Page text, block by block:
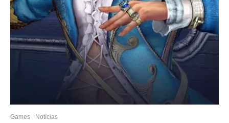
Games Notícias